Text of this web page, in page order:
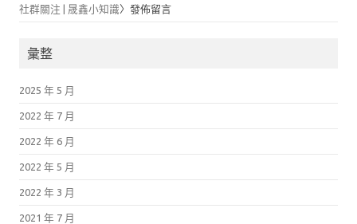
社群關注 | 晟鑫小知識〉發佈留言
彙整
2025 年 5 月
2022 年 7 月
2022 年 6 月
2022 年 5 月
2022 年 3 月
2021 年 7 月